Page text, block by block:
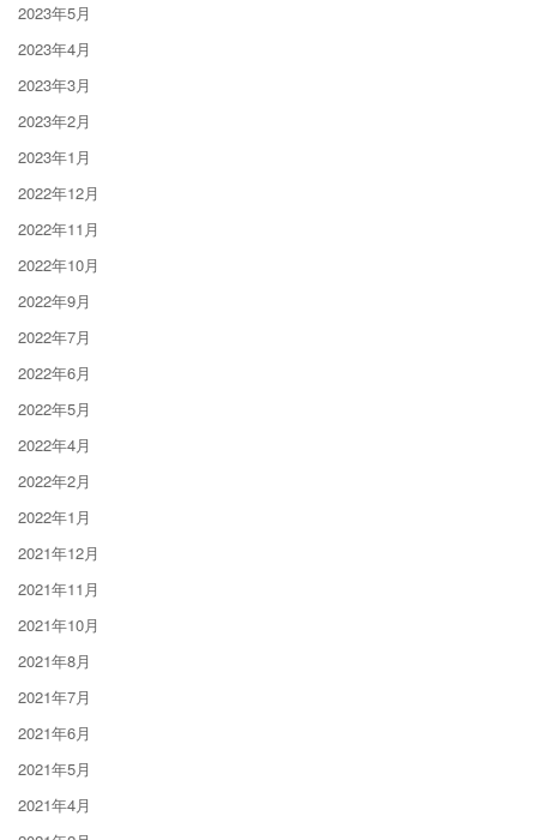
2023年5月
2023年4月
2023年3月
2023年2月
2023年1月
2022年12月
2022年11月
2022年10月
2022年9月
2022年7月
2022年6月
2022年5月
2022年4月
2022年2月
2022年1月
2021年12月
2021年11月
2021年10月
2021年8月
2021年7月
2021年6月
2021年5月
2021年4月